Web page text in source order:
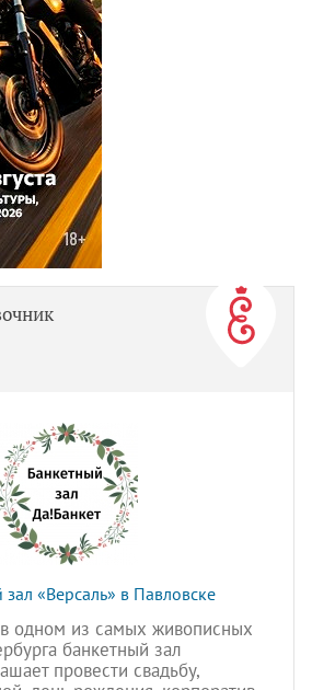
«Версаль» в Павловске
одном из самых живописных
банкетный зал
провести свадьбу,